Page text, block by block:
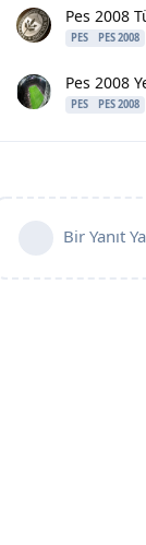
Pes 2008
PES PES 2008
Pes 2008
PES PES 2008
Bir Yanıt